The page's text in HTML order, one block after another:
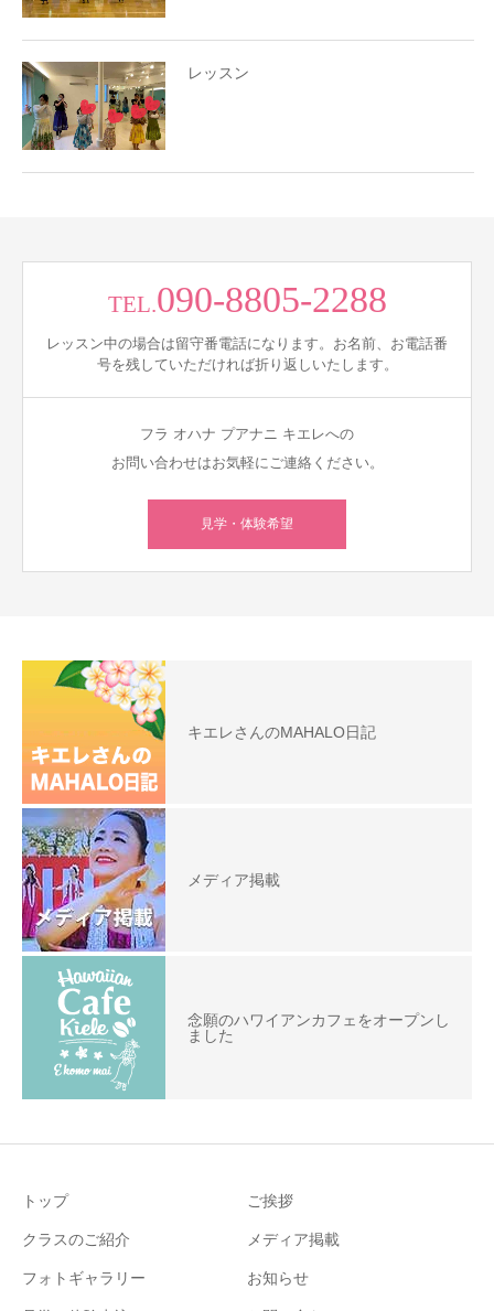
レッスン
TEL.090-8805-2288
レッスン中の場合は留守番電話になります。お名前、お電話番
号を残していただければ折り返しいたします。
フラ オハナ プアナニ キエレへの
お問い合わせはお気軽にご連絡ください。
見学・体験希望
キエレさんのMAHALO日記
メディア掲載
念願のハワイアンカフェをオープンし
ました
トップ ご挨拶
クラスのご紹介 メディア掲載
フォトギャラリー お知らせ